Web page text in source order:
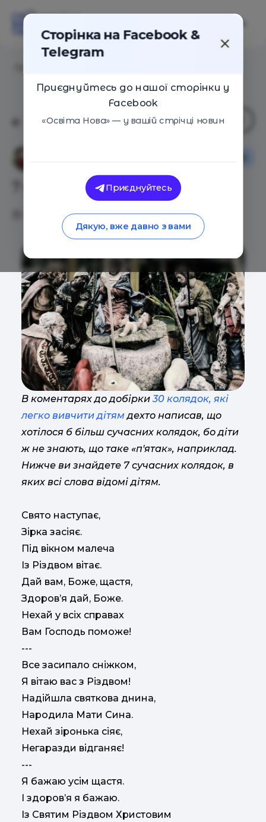
7 сучасних колядок
05.01.2021 33374 16
В коментарях до добірки30 колядок, які
легко вивчити дітям дехто написав, що
хотілося б більш сучасних колядок, бо діти
ж не знають, що таке «п'ятак», наприклад.
Нижче ви знайдете 7 сучасних колядок, в
яких всі слова відомі дітям.
Свято наступає,
Зірка засіяє.
Під вікном малеча
Із Різдвом вітає.
Дай вам, Боже, щастя,
Здоров’я дай, Боже.
Нехай у всіх справах
Вам Господь поможе!
---
Все засипало сніжком,
Я вітаю вас з Різдвом!
Надійшла святкова днина,
Народила Мати Сина.
Нехай зіронька сіяє,
Негаразди відганяє!
---
Я бажаю усім щастя.
І здоров’я я бажаю.
Із Святим Різдвом Христовим
Сторінка на Facebook &
Telegram
Приєднуйтесь до нашої сторінки у
Facebook
«Освіта Нова» — у вашій стрічці новин
Приєднуйтесь
Дякую, вже давно з вами